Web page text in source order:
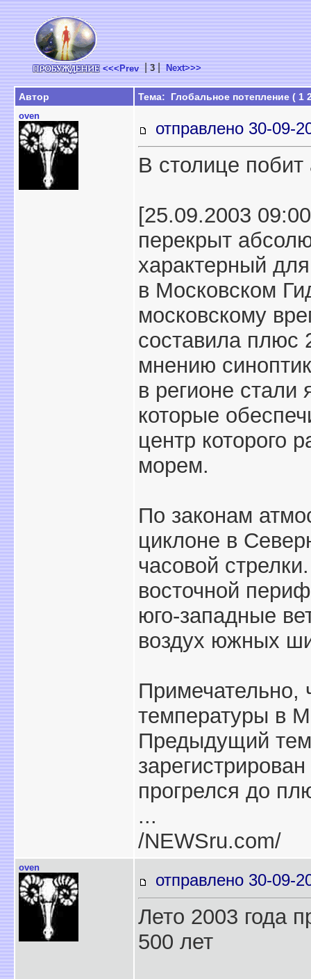
<<<Prev |3|Next>>>
Автор Тема: Глобальное потепление ( 1
oven
отправлено 30-09-
В столице
[25.09.2003
перекрыт
характерный
в Московском
московскому
составила плюс
мнению
в регионе
которые
центр которого
морем.
По законам
циклоне в
часовой
восточной
юго-западные
воздух южных
Примечательно,
температуры в
Предыдущий
прогрелся до
...
/NEWSru.com/
oven
отправлено 30-09-
Лето 2003 года
500 лет